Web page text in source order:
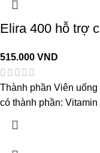
Elira 400 hỗ trợ
515.000VND
Thành phần Viên
có thành phần: Vitamin